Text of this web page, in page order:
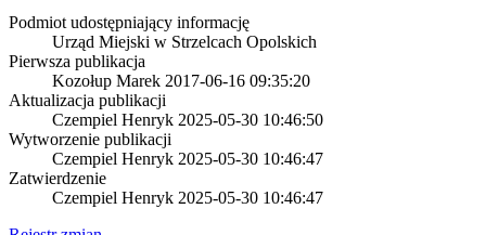
Podmiot udostępniający informację
Urząd Miejski w Strzelcach Opolskich
Pierwsza publikacja
Kozołup Marek 2017-06-16 09:35:20
Aktualizacja publikacji
Czempiel Henryk 2025-05-30 10:46:50
Wytworzenie publikacji
Czempiel Henryk 2025-05-30 10:46:47
Zatwierdzenie
Czempiel Henryk 2025-05-30 10:46:47